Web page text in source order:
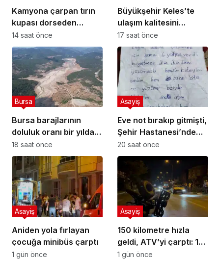
Kamyona çarpan tırın
kupası dorseden
ayrıldı: 1 ağır yaralı
14 saat önce
Büyükşehir Keles’te
ulaşım kalitesini
artırıyor
17 saat önce
Bursa barajlarının
doluluk oranı bir yılda
yüzde 24,9’dan yüzde
81’e yükseldi
Bursa
18 saat önce
Eve not bırakıp gitmişti,
Şehir Hastanesi’nde
bulundu
Asayiş
20 saat önce
Aniden yola fırlayan
çocuğa minibüs çarptı
Asayiş
1 gün önce
150 kilometre hızla
geldi, ATV’yi çarptı: 1
ölü
Asayiş
1 gün önce